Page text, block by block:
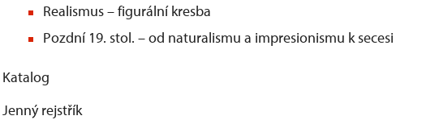
Realismus – figurální kresba
Pozdní 19. stol. – od naturalismu a impresionismu k secesi
Katalog
Jenný rejstřík